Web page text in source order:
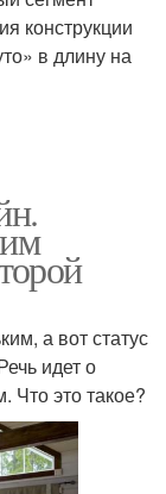
конструкции
в длину на
а вот статус
идет о
Что это такое?